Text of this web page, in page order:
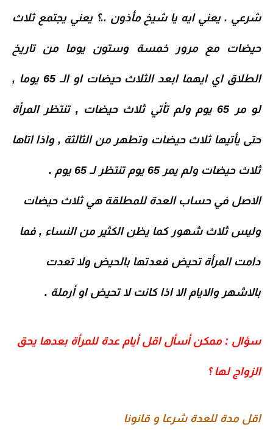
شرعي . يعني ايه يا شيخ مأذون ..؟ يعني يجتمع ثلاث
حيضات مع مرور خمسة وستون يوما من تاريخ
الطلاق اي ايهما ابعد الثلاث حيضات او الـ 65 يوما ,
لو مر 65 يوم ولم تأتي ثلاث حيضات , تنتظر المرأة
حتى يأتيها ثلاث حيضات وتطهر من الثالثة , واذا اتاها
ثلاث حيضات ولم يمر 65 يوم تنتظر لـ 65 يوم .
الاصل في حساب العدة للمطلقة هي ثلاث حيضات
وليس ثلاث شهور كما يظن الكثير من النساء , فما
دامت المرأة تحيض فعدتها بالحيض ولا تعدت
بالاشهر والايام الا اذا كانت لا تحيض او أرملة .
سؤال : ممكن أسأل اقل أيام عدة للمرأة بعدها يحق
الزواج لها ؟
اقل مدة للعدة شرعا و قانونا